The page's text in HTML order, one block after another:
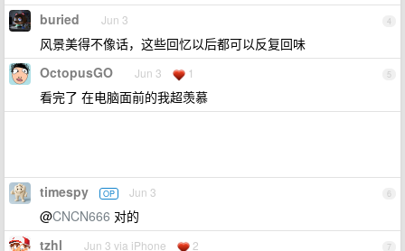
4
buried Jun 3
风景美得不像话，这些回忆以后都可以反复回味
5
OctopusGO Jun 3 1
看完了 在电脑面前的我超羡慕
6
timespy OP Jun 3
@CNCN666 对的
7
tzhl Jun 3 via iPhone 2